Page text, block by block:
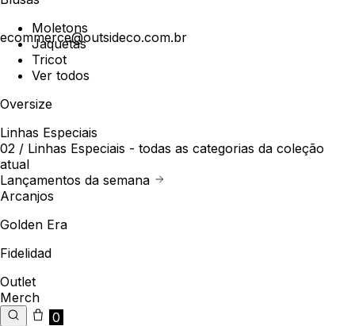
ecommerce@outsideco.com.br
Moletons
Jaquetas
Tricot
Ver todos
Oversize
Linhas Especiais
02 / Linhas Especiais - todas as categorias da coleção
atual
Lançamentos da semana
Arcanjos
Golden Era
Fidelidad
Outlet
Merch
0